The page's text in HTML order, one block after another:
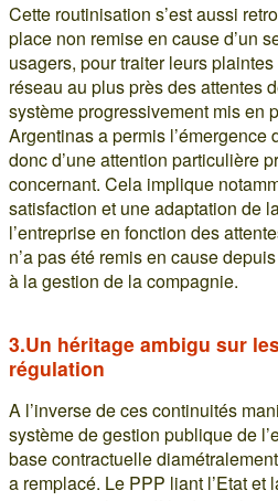
Cette routinisation s’est aussi
place non remise en cause d’un
usagers, pour traiter leurs
réseau au plus près des attentes
système progressivement mis en
Argentinas a permis l’émergence
donc d’une attention particulière
concernant. Cela implique
satisfaction et une adaptation de
l’entreprise en fonction des
n’a pas été remis en cause
à la gestion de la compagnie.
3.Un héritage ambigu sur
régulation
A l’inverse de ces continuités
système de gestion publique de
base contractuelle
a remplacé. Le PPP liant l’Etat et